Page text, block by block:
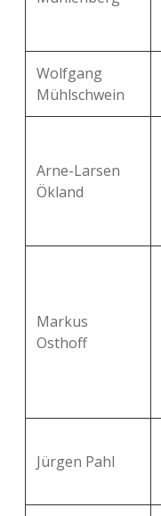
Wolfgang
Mühlschwein
Arne-Larsen
Ökland
Markus
Osthoff
Jürgen Pahl